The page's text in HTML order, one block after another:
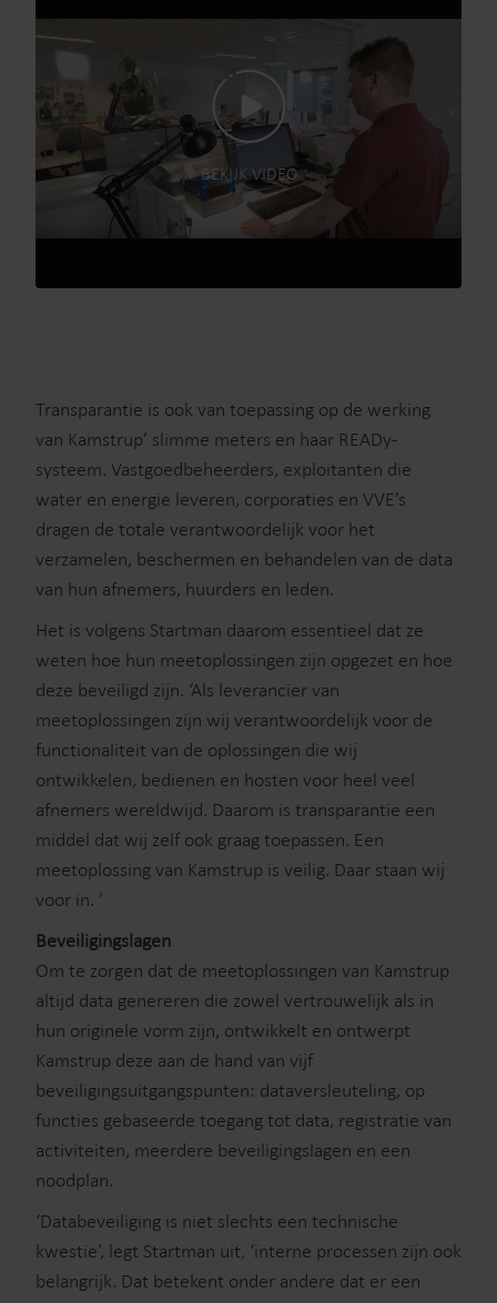
BEKIJK VIDEO
Transparantie is ook van toepassing op de werking
van Kamstrup’ slimme meters en haar READy-
systeem. Vastgoedbeheerders, exploitanten die
water en energie leveren, corporaties en VVE’s
dragen de totale verantwoordelijk voor het
verzamelen, beschermen en behandelen van de data
van hun afnemers, huurders en leden.
Het is volgens Startman daarom essentieel dat ze
weten hoe hun meetoplossingen zijn opgezet en hoe
deze beveiligd zijn. ‘Als leverancier van
meetoplossingen zijn wij verantwoordelijk voor de
functionaliteit van de oplossingen die wij
ontwikkelen, bedienen en hosten voor heel veel
afnemers wereldwijd. Daarom is transparantie een
middel dat wij zelf ook graag toepassen. Een
meetoplossing van Kamstrup is veilig. Daar staan wij
voor in. ’
Beveiligingslagen
Om te zorgen dat de meetoplossingen van Kamstrup
altijd data genereren die zowel vertrouwelijk als in
hun originele vorm zijn, ontwikkelt en ontwerpt
Kamstrup deze aan de hand van vijf
beveiligingsuitgangspunten: dataversleuteling, op
functies gebaseerde toegang tot data, registratie van
activiteiten, meerdere beveiligingslagen en een
noodplan.
‘Databeveiliging is niet slechts een technische
kwestie’, legt Startman uit, ‘interne processen zijn ook
belangrijk. Dat betekent onder andere dat er een